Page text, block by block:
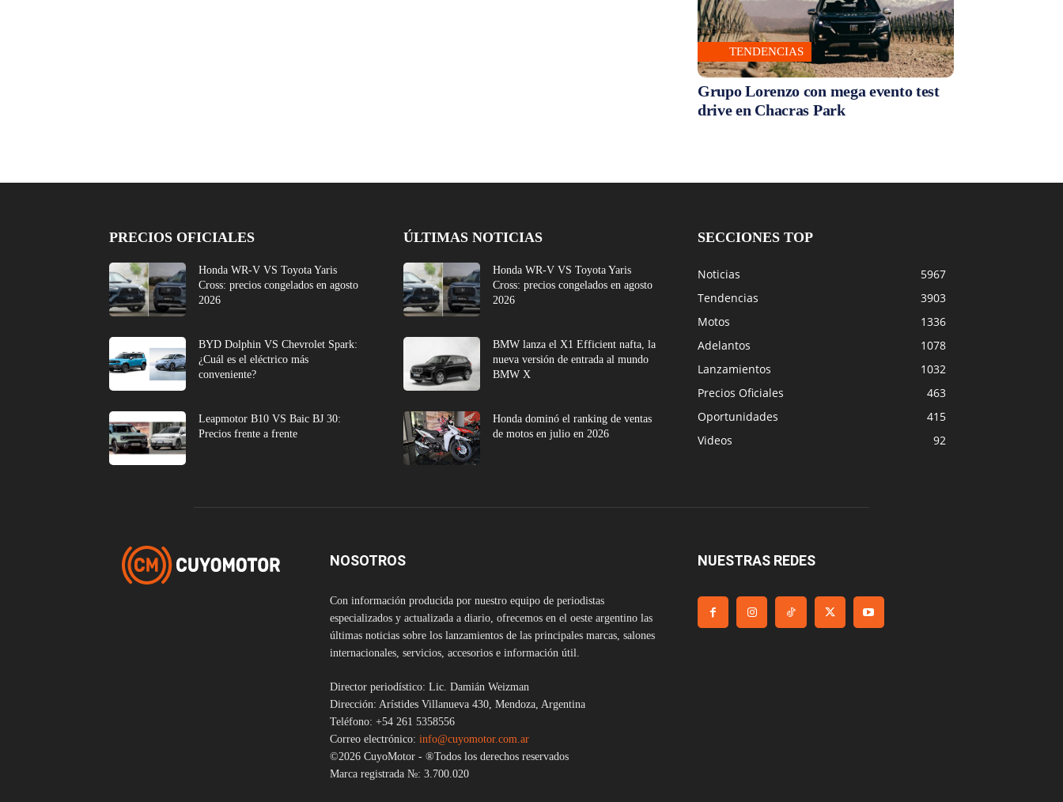
TENDENCIAS
Grupo Lorenzo con mega evento test
drive en Chacras Park
PRECIOS OFICIALES
Honda WR-V VS Toyota Yaris
Cross: precios congelados en agosto
2026
BYD Dolphin VS Chevrolet Spark:
¿Cuál es el eléctrico más
conveniente?
Leapmotor B10 VS Baic BJ 30:
Precios frente a frente
ÚLTIMAS NOTICIAS
Honda WR-V VS Toyota Yaris
Cross: precios congelados en agosto
2026
BMW lanza el X1 Efficient nafta, la
nueva versión de entrada al mundo
BMW X
Honda dominó el ranking de ventas
de motos en julio en 2026
SECCIONES TOP
Noticias
5967
Tendencias
3903
Motos
1336
Adelantos
1078
Lanzamientos
1032
Precios Oficiales
463
Oportunidades
415
Videos
92
NOSOTROS
Con información producida por nuestro equipo de periodistas
especializados y actualizada a diario, ofrecemos en el oeste argentino las
últimas noticias sobre los lanzamientos de las principales marcas, salones
internacionales, servicios, accesorios e información útil.
Director periodístico: Lic. Damián Weizman
Dirección: Arístides Villanueva 430, Mendoza, Argentina
Teléfono: +54 261 5358556
Correo electrónico: info@cuyomotor.com.ar
©2026 CuyoMotor - ®Todos los derechos reservados
Marca registrada №: 3.700.020
NUESTRAS REDES